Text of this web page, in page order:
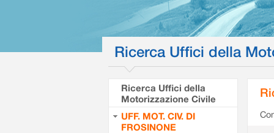
Ricerca Uffici della
Ricerca Uffici della
Motorizzazione Civile
UFF. MOT. CIV. DI
FROSINONE